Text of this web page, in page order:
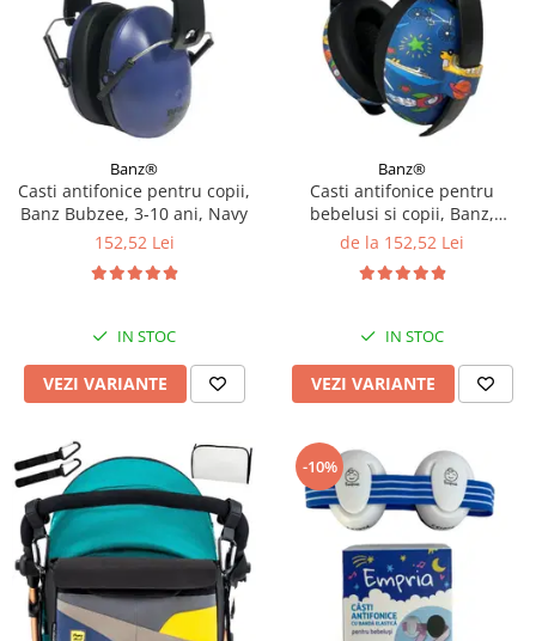
Banz®
Casti antifonice pentru copii,
Banz Bubzee, 3-10 ani, Navy
152,52 Lei
IN STOC
VEZI VARIANTE
Banz®
Casti antifonice pentru
bebelusi si copii, Banz,
Bubzee, 3-36 luni, Diverse
de la 152,52 Lei
IN STOC
VEZI VARIANTE
-10%